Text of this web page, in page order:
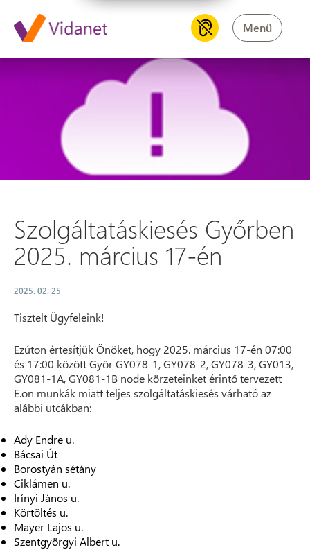
Menü
Szolgáltatáskiesés Győrben
Szolgáltatáskiesés Győrben
2025. március 17-én
2025. 02. 25
Tisztelt Ügyfeleink!
Ezúton értesítjük Önöket, hogy 2025. március 17-én 07:00
és 17:00 között Győr GY078-1, GY078-2, GY078-3, GY013,
GY081-1A, GY081-1B node körzeteinket érintő tervezett
E.on munkák miatt teljes szolgáltatáskiesés várható az
alábbi utcákban:
Ady Endre u.
Bácsai Út
Borostyán sétány
Ciklámen u.
Irínyi János u.
Körtöltés u.
Mayer Lajos u.
Szentgyörgyi Albert u.